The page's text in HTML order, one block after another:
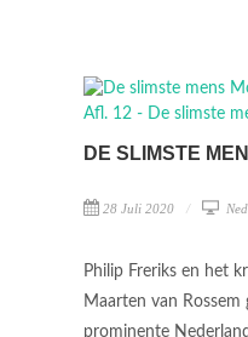
DE SLIMSTE
28 Juli 2020
Philip Freriks en het
Maarten van Rossem
prominente